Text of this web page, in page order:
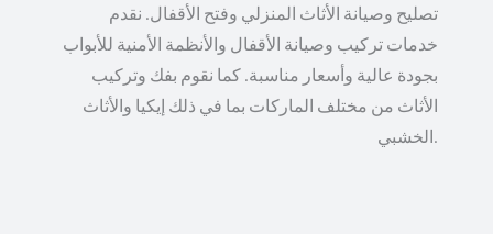
تصليح وصيانة الأثاث المنزلي وفتح الأقفال. نقدم
خدمات تركيب وصيانة الأقفال والأنظمة الأمنية للأبواب
بجودة عالية وأسعار مناسبة. كما نقوم بفك وتركيب
الأثاث من مختلف الماركات بما في ذلك إيكيا والأثاث
الخشبي.